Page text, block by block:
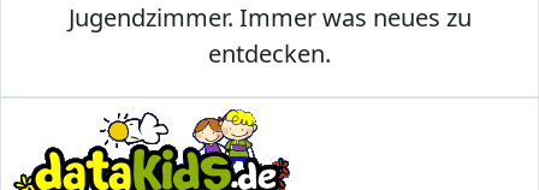
Jugendzimmer. Immer was neues zu
entdecken.